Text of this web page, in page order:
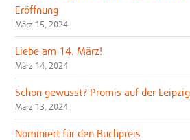
Eröffnung
März 15, 2024
Liebe am 14. März!
März 14, 2024
Schon gewusst? Promis auf der
März 13, 2024
Nominiert für den Buchpreis